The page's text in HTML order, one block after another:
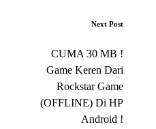
Next Post
CUMA 30 MB !
Game Keren Dari
Rockstar Game
(OFFLINE) Di HP
Android !